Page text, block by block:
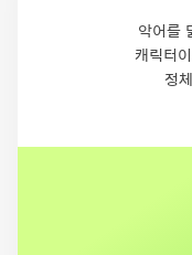
악어를
캐릭터
정